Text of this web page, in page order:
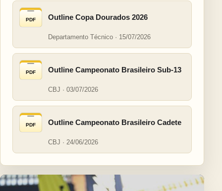
PDF Outline Copa Dourados 2026
Departamento Técnico · 15/07/2026
PDF Outline Campeonato Brasileiro Sub-13
CBJ · 03/07/2026
PDF Outline Campeonato Brasileiro Cadete
CBJ · 24/06/2026